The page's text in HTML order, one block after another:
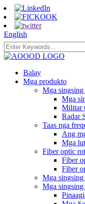
English
Balay
Mga produkto
Mga
Mga
Militar
Radar
Taas nga
Ang
Mga
Fiber optic
Fiber
Fiber
Mga singsing
Mga